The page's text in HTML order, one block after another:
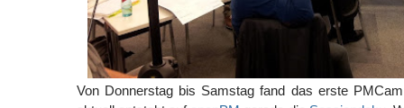
Von Donnerstag bis Samstag fand das erste